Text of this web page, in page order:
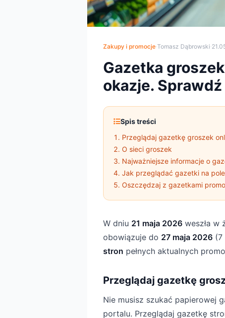
Zakupy i promocje·Tomasz Dąbrowski·
Gazetka
okazje. Sprawdź
Spis treści
Przeglądaj gazetkę groszek
O sieci groszek
Najważniejsze informacje o
Jak przeglądać gazetki na
Oszczędzaj z gazetkami
W dniu 21 maja 2026 weszła w
obowiązuje do 27 maja 2026 (7
stron pełnych aktualnych
Przeglądaj gazetkę
Nie musisz szukać papierowej
portalu. Przeglądaj gazetkę